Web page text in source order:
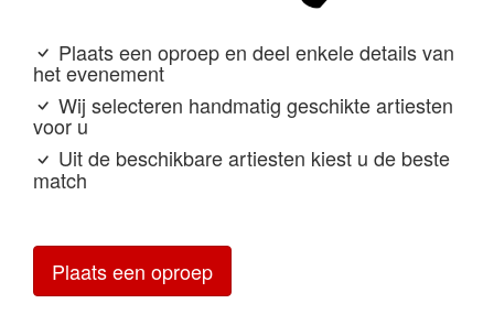
Plaats een oproep en deel enkele details van
het evenement
Wij selecteren handmatig geschikte artiesten
voor u
Uit de beschikbare artiesten kiest u de beste
match
Plaats een oproep